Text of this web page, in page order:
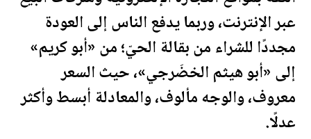
عبر الإنترنت، وربما يدفع الناس إلى العودة
مجددًا للشراء من بقالة الحيّ؛ من «أبو كريم»
إلى «أبو هيثم الخضَرجي»، حيث السعر
معروف، والوجه مألوف، والمعادلة أبسط وأكثر
عدلًا.